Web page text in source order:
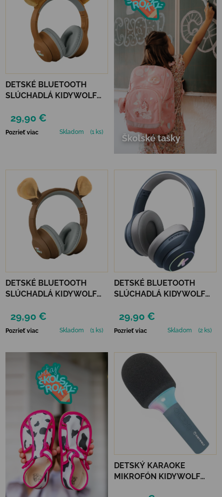
DETSKÉ BLUETOOTH
SLÚCHADLÁ KIDYWOLF
29,90 €
Pozrieť viac Skladom (1 ks)
Školské tašky
DETSKÉ BLUETOOTH
SLÚCHADLÁ KIDYWOLF
29,90 €
Pozrieť viac Skladom (1 ks)
DETSKÉ BLUETOOTH
SLÚCHADLÁ KIDYWOLF
29,90 €
Pozrieť viac Skladom (2 ks)
DETSKÝ KARAOKE
MIKROFÓN KIDYWOLF